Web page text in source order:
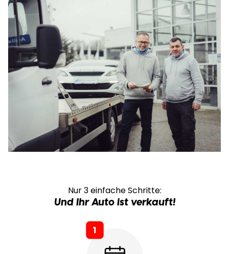
Nur 3 einfache Schritte:
Und Ihr Auto ist verkauft!